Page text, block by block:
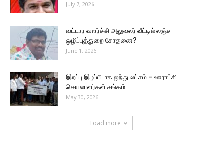
July 7, 2026
வட்டார வளர்ச்சி அலுவலர் வீட்டில் லஞ்ச
ஒழிப்புத்துறை சோதனை?
June 1, 2026
இறப்பு இழப்பீடாக ஐந்து லட்சம் – ஊராட்சி
செயலாளர்கள் சங்கம்
May 30, 2026
Load more